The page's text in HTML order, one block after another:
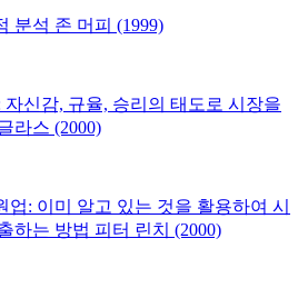
분석 존 머피 (1999)
신감, 규율, 승리의 태도로 시장을
라스 (2000)
업: 이미 알고 있는 것을 활용하여 시
하는 방법 피터 린치 (2000)